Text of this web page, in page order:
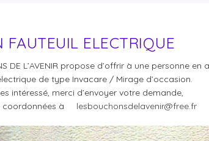
FAUTEUIL ELECTRIQUE
DE L’AVENIR propose d’offrir à une personne en
de type Invacare / Mirage d’occasion.
intéressé, merci d’envoyer votre demande,
coordonnées à lesbouchonsdelavenir@free.fr